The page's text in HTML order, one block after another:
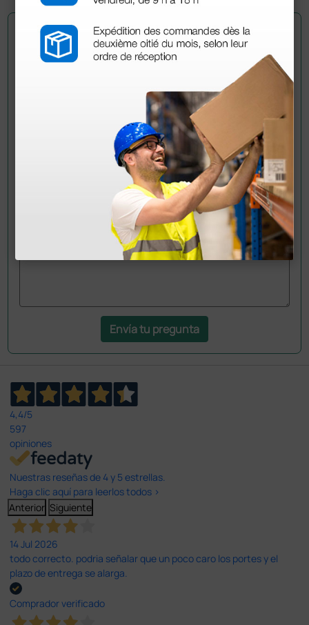
Pregúntale a un colega
¿Todavía tienes alguna duda? ¿Necesitas más
Envía ahora mismo tu pregunta a los colegas que ya
han adquirido este producto.
Envía tu pregunta
4,4/5
597
opiniones
Nuestras reseñas de 4 y 5 estrellas.
Haga clic aquí para leerlos todos >
Anterior Siguiente
14 Jul 2026
todo correcto. podria señalar que un poco caro los portes y el
plazo de entrega se alarga.
Comprador verificado